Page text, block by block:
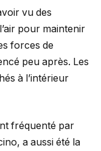
vu des
pour maintenir
forces de
peu après. Les
à l’intérieur
fréquenté par
a aussi été la